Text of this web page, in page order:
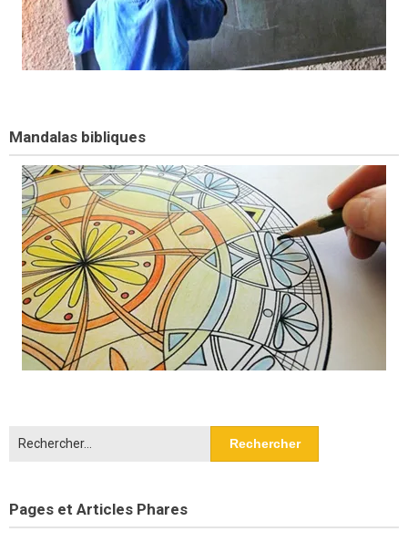
Mandalas bibliques
Pages et Articles Phares